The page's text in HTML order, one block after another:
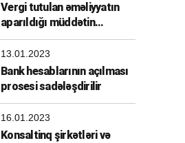
Vergi tutulan əməliyyatın
aparıldığı müddətin
müəyyənləşdirilməsi
13.01.2023
Bank hesablarının açılması
prosesi sadələşdirilir
16.01.2023
Konsaltinq şirkətləri və